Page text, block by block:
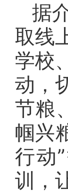
据
取线
学校
动，
节粮
帼兴
行动
训，